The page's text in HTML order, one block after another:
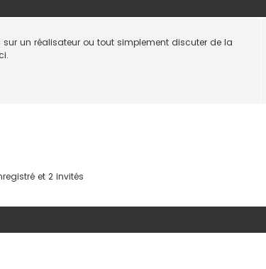
sur un réalisateur ou tout simplement discuter de la
et 2 invités